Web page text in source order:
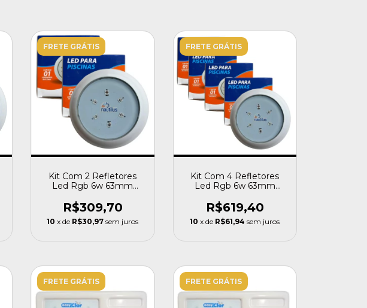
FRETE GRÁTIS
Kit Com 2 Refletores
Led Rgb 6w 63mm
R$309,70
10 x de R$30,97 sem juros
FRETE GRÁTIS
Kit Com 4 Refletores
Led Rgb 6w 63mm
R$619,40
10 x de R$61,94 sem juros
FRETE GRÁTIS FRETE GRÁTIS